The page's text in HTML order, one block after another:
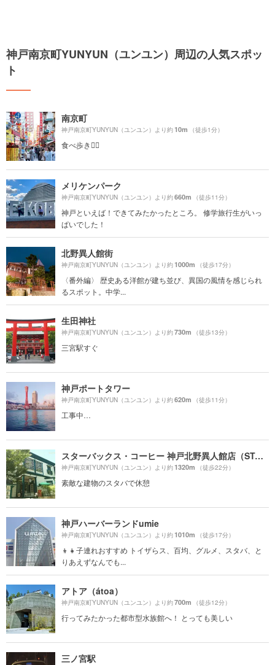
神戸南京町YUNYUN（ユンユン）周辺の人気スポッ
ト
南京町
神戸南京町YUNYUN（ユンユン）より約10m （徒歩1分）
食べ歩き🚶‍♀️
メリケンパーク
神戸南京町YUNYUN（ユンユン）より約660m （徒歩11分）
神戸といえば！できてみたかったところ。 修学旅行生がいっ
ぱいでした！
北野異人館街
神戸南京町YUNYUN（ユンユン）より約1000m （徒歩17分）
〈番外編〉 歴史ある洋館が建ち並び、異国の風情を感じられ
るスポット。中学...
生田神社
神戸南京町YUNYUN（ユンユン）より約730m （徒歩13分）
三宮駅すぐ
神戸ポートタワー
神戸南京町YUNYUN（ユンユン）より約620m （徒歩11分）
工事中…
スターバックス・コーヒー 神戸北野異人館店（STARBUCKS COFFEE）
神戸南京町YUNYUN（ユンユン）より約1320m （徒歩22分）
素敵な建物のスタバで休憩
神戸ハーバーランドumie
神戸南京町YUNYUN（ユンユン）より約1010m （徒歩17分）
👦👧子連れおすすめ トイザらス、百均、グルメ、スタバ、と
りあえずなんでも...
アトア（átoa）
神戸南京町YUNYUN（ユンユン）より約700m （徒歩12分）
行ってみたかった都市型水族館へ！ とっても美しい
三ノ宮駅